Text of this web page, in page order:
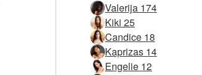
Valerija 174
Kiki 25
Candice 18
Kaprizas 14
Engelie 12